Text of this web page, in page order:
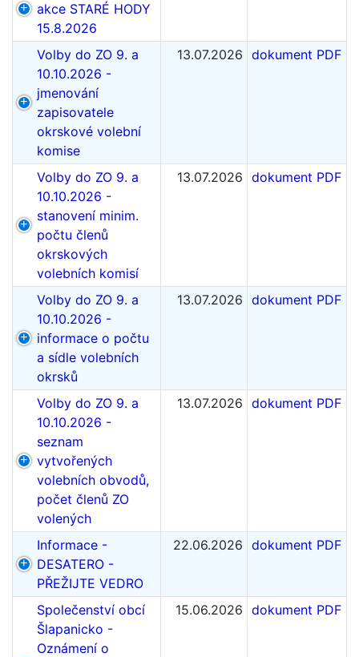
akce STARÉ HODY
15.8.2026
Volby do ZO 9. a
10.10.2026 -
jmenování
zapisovatele
okrskové volební
komise
13.07.2026 dokument PDF
Volby do ZO 9. a
10.10.2026 -
stanovení minim.
počtu členů
okrskových
volebních komisí
13.07.2026 dokument PDF
Volby do ZO 9. a
10.10.2026 -
informace o počtu
a sídle volebních
okrsků
13.07.2026 dokument PDF
Volby do ZO 9. a
10.10.2026 -
seznam
vytvořených
volebních obvodů,
počet členů ZO
volených
13.07.2026 dokument PDF
Informace -
DESATERO -
PŘEŽIJTE VEDRO
22.06.2026 dokument PDF
Společenství obcí
Šlapanicko -
Oznámení o
15.06.2026 dokument PDF